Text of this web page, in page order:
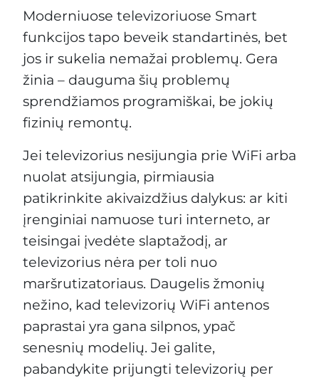
Moderniuose televizoriuose Smart
funkcijos tapo beveik standartinės, bet
jos ir sukelia nemažai problemų. Gera
žinia – dauguma šių problemų
sprendžiamos programiškai, be jokių
fizinių remontų.
Jei televizorius nesijungia prie WiFi arba
nuolat atsijungia, pirmiausia
patikrinkite akivaizdžius dalykus: ar kiti
įrenginiai namuose turi interneto, ar
teisingai įvedėte slaptažodį, ar
televizorius nėra per toli nuo
maršrutizatoriaus. Daugelis žmonių
nežino, kad televizorių WiFi antenos
paprastai yra gana silpnos, ypač
senesnių modelių. Jei galite,
pabandykite prijungti televizorių per